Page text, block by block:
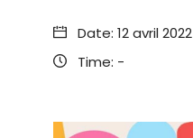
Date: 12 avril 2022
Time: -